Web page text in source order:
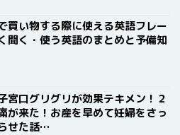
買い物する際に使える英語フレー
聞く・使う英語のまとめと予備知
宮口グリグリが効果テキメン！２
が来た！お産を早めて妊婦をさっ
せた話…